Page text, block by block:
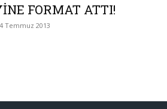
FORMAT ATTI!
Temmuz 2013